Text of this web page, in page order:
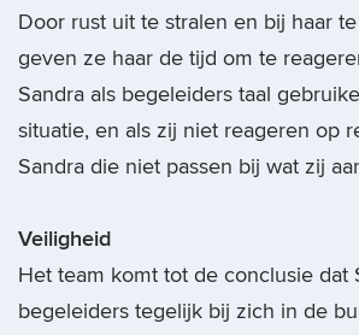
Door rust uit te stralen en bij haar
geven ze haar de tijd om te
Sandra als begeleiders taal
situatie, en als zij niet reageren op
Sandra die niet passen bij wat zij
Veiligheid
Het team komt tot de conclusie dat
begeleiders tegelijk bij zich in de